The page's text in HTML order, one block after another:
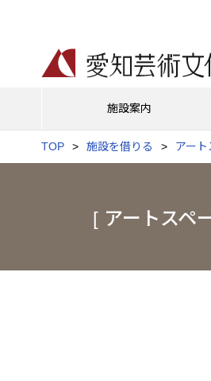
施設案内
TOP 施設を借りる アート
[ アートスペ